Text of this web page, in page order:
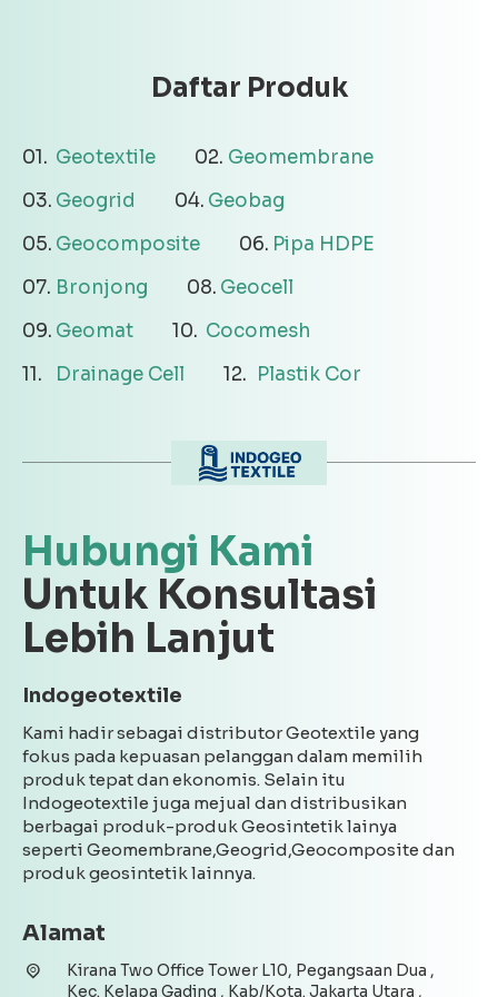
Daftar Produk
Geotextile
Geomembrane
Geogrid
Geobag
Geocomposite
Pipa HDPE
Bronjong
Geocell
Geomat
Cocomesh
Drainage Cell
Plastik Cor
Hubungi Kami
Untuk Konsultasi
Lebih Lanjut
Indogeotextile
Kami hadir sebagai distributor Geotextile yang
fokus pada kepuasan pelanggan dalam memilih
produk tepat dan ekonomis. Selain itu
Indogeotextile juga mejual dan distribusikan
berbagai produk-produk Geosintetik lainya
seperti Geomembrane,Geogrid,Geocomposite dan
produk geosintetik lainnya.
Alamat
Kirana Two Office Tower L10, Pegangsaan Dua ,
Kec. Kelapa Gading , Kab/Kota. Jakarta Utara ,